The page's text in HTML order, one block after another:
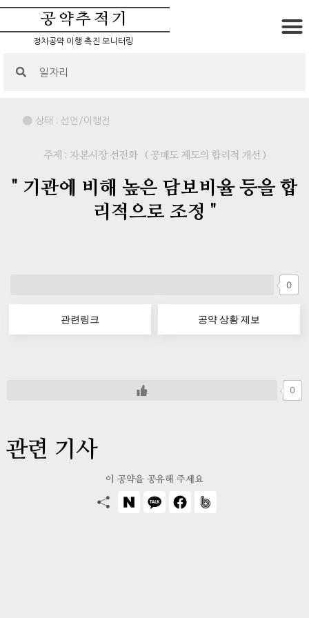
공약추적기
정치공약 이행 촉진 모니터링
상태 : 선언/이행전
주제 : 자본시장 선진화 ( 공매도 제도의 합리적 개선 )
" 기관에 비해 높은 담보비율 등을 합
리적으로 조정 "
0
관련링크 공약 상황 제보
0
관련 기사
이 공약을 공유해 주세요